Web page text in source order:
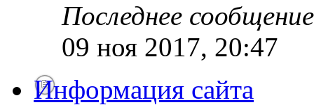
Последнее сообщение
09 ноя 2017, 20:47
Информация сайта